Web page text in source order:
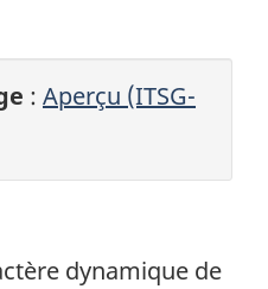
: Aperçu (ITSG-
dynamique de